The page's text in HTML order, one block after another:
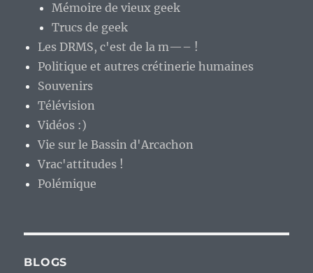
Mémoire de vieux geek
Trucs de geek
Les DRMS, c'est de la m—– !
Politique et autres crétinerie humaines
Souvenirs
Télévision
Vidéos :)
Vie sur le Bassin d'Arcachon
Vrac'attitudes !
Polémique
BLOGS